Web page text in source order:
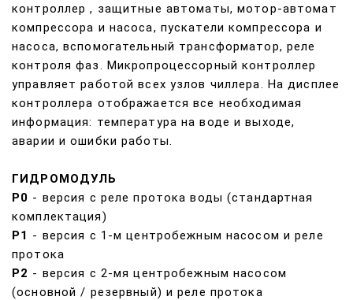
контроллер , защитные автоматы, мотор-автомат
компрессора и насоса, пускатели компрессора и
насоса, вспомогательный трансформатор, реле
контроля фаз. Микропроцессорный контроллер
управляет работой всех узлов чиллера. На дисплее
контроллера отображается все необходимая
информация: температура на воде и выходе,
аварии и ошибки работы.
ГИДРОМОДУЛЬ
Р0 - версия с реле протока воды (стандартная
комплектация)
Р1 - версия с 1-м центробежным насосом и реле
протока
Р2 - версия с 2-мя центробежным насосом
(основной / резервный) и реле протока